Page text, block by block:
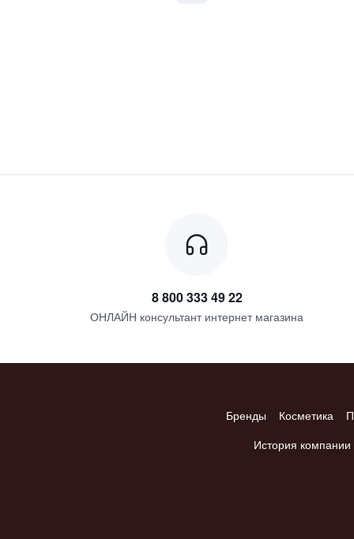
8 800 333 49 22
ОНЛАЙН консультант интернет магазина
Бренды Косметика
История компании